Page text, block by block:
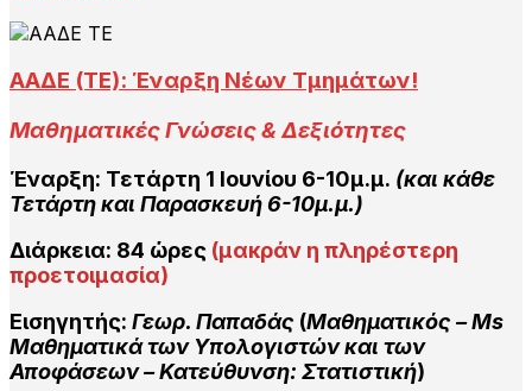
ΑΑΔΕ (ΤΕ): Έναρξη Νέων Τμημάτων!
Μαθηματικές Γνώσεις & Δεξιότητες
Έναρξη: Τετάρτη 1 Ιουνίου 6-10μ.μ. (και κάθε
Τετάρτη και Παρασκευή 6-10μ.μ.)
Διάρκεια: 84 ώρες (μακράν η πληρέστερη
προετοιμασία)
Εισηγητής: Γεωρ. Παπαδάς (Μαθηματικός – Ms
Μαθηματικά των Υπολογιστώνκαι των
Αποφάσεων–Κατεύθυνση: Στατιστική)